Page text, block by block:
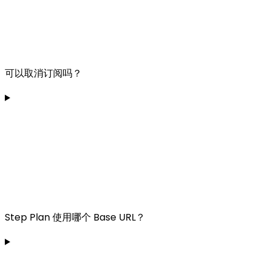
可以取消订阅吗？
Step Plan 使用哪个 Base URL？